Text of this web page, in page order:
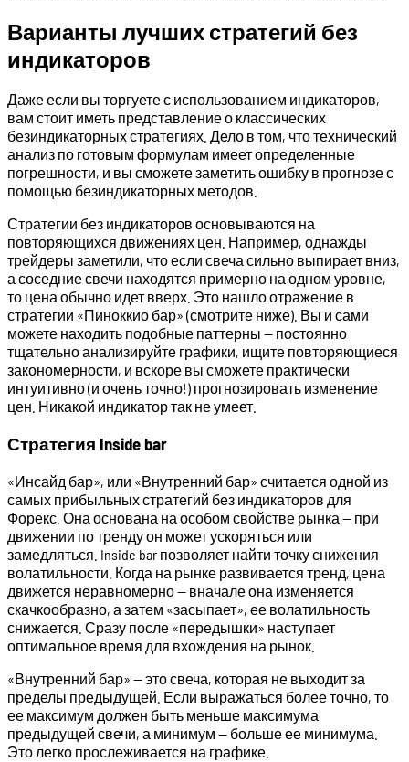
Варианты лучших стратегий без
индикаторов
Даже если вы торгуете с использованием индикаторов,
вам стоит иметь представление о классических
безиндикаторных стратегиях. Дело в том, что технический
анализ по готовым формулам имеет определенные
погрешности, и вы сможете заметить ошибку в прогнозе с
помощью безиндикаторных методов.
Стратегии без индикаторов основываются на
повторяющихся движениях цен. Например, однажды
трейдеры заметили, что если свеча сильно выпирает вниз,
а соседние свечи находятся примерно на одном уровне,
то цена обычно идет вверх. Это нашло отражение в
стратегии «Пиноккио бар» (смотрите ниже). Вы и сами
можете находить подобные паттерны — постоянно
тщательно анализируйте графики, ищите повторяющиеся
закономерности, и вскоре вы сможете практически
интуитивно (и очень точно!) прогнозировать изменение
цен. Никакой индикатор так не умеет.
Стратегия Inside bar
«Инсайд бар», или «Внутренний бар» считается одной из
самых прибыльных стратегий без индикаторов для
Форекс. Она основана на особом свойстве рынка — при
движении по тренду он может ускоряться или
замедляться. Inside bar позволяет найти точку снижения
волатильности. Когда на рынке развивается тренд, цена
движется неравномерно — вначале она изменяется
скачкообразно, а затем «засыпает», ее волатильность
снижается. Сразу после «передышки» наступает
оптимальное время для вхождения на рынок.
«Внутренний бар» — это свеча, которая не выходит за
пределы предыдущей. Если выражаться более точно, то
ее максимум должен быть меньше максимума
предыдущей свечи, а минимум — больше ее минимума.
Это легко прослеживается на графике.